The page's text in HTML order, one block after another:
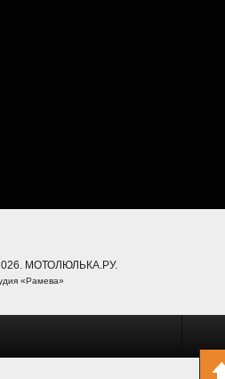
МОТОЛЮЛЬКА.РУ.
«Рамева»